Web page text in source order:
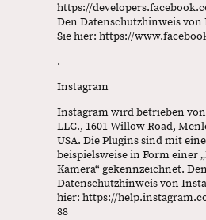
https://
Den Datenschutzhinweis von
Sie hier: https://
.
Instagram
Instagram wird betrieben
LLC., 1601 Willow Road,
USA. Die Plugins sind mit
beispielsweise in Form einer
Kamera“ gekennzeichnet. Den
Datenschutzhinweis von
hier: https://
88